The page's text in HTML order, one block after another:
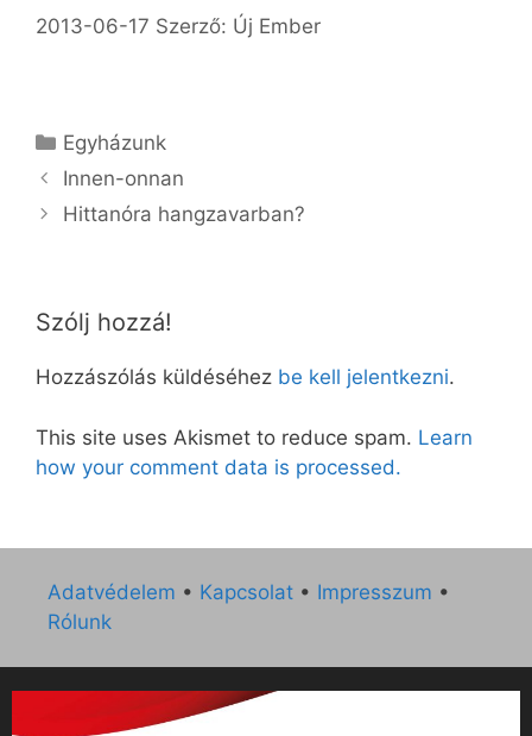
2013-06-17 Szerző: Új Ember
Kategória
Egyházunk
Innen-onnan
Hittanóra hangzavarban?
Szólj hozzá!
Hozzászólás küldéséhez be kell jelentkezni.
This site uses Akismet to reduce spam. Learn
how your comment data is processed.
Adatvédelem • Kapcsolat • Impresszum •
Rólunk